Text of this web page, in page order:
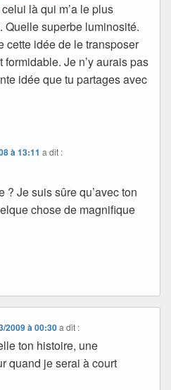
là qui m’a le plus
Quelle superbe luminosité.
cette idée de le transposer
formidable. Je n’y aurais pas
idée que tu partages avec
à 13:11 a dit :
? Je suis sûre qu’avec ton
chose de magnifique
2009 à 00:30 a dit :
ton histoire, une
quand je serai à court